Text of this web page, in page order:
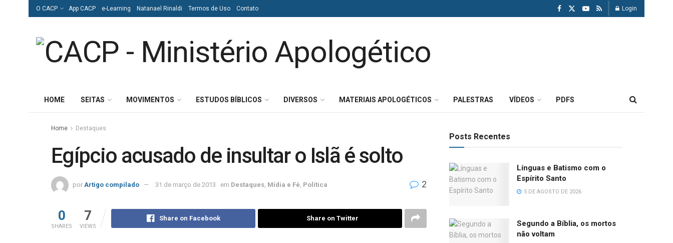
O CACP App CACP e-Learning Natanael Rinaldi Termos de Uso Contato Login
HOME SEITAS MOVIMENTOS ESTUDOS BÍBLICOS DIVERSOS MATERIAIS APOLOGÉTICOS PALESTRAS VÍDEOS PDFS
Home Destaques
Egípcio acusado de insultar o Islã é solto
por Artigo compilado 31 de março de 2013 em Destaques Mídia e Fé Política 2
0
SHARES
7
VIEWS
Share on Facebook Share on Twitter
Posts Recentes
Línguas e Batismo com o
Espírito Santo
5 DE AGOSTO DE 2026
Segundo a Bíblia, os mortos
não voltam